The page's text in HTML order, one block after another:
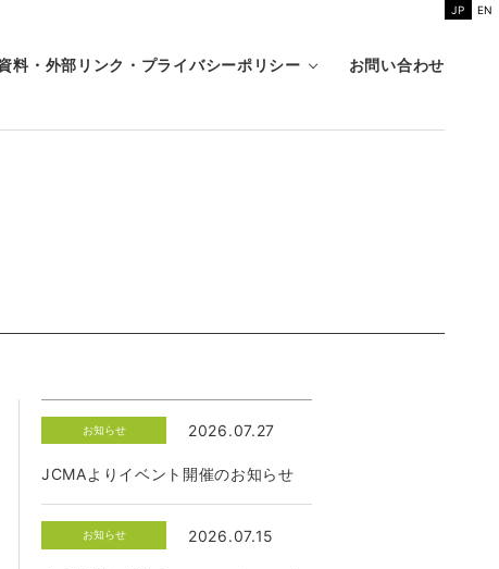
料・外部リンク・プライバシーポリシー お問い合わせ
JP EN
お知らせ 2026.07.27
JCMAよりイベント開催のお知らせ
お知らせ 2026.07.15